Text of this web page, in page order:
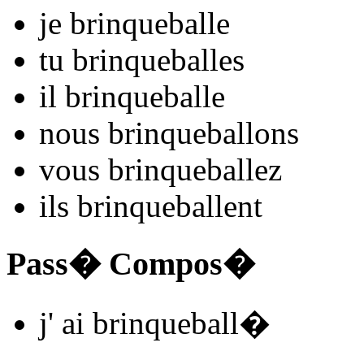
je brinqueballe
tu brinqueballes
il brinqueballe
nous brinqueballons
vous brinqueballez
ils brinqueballent
Pass� Compos�
j' ai brinqueball�